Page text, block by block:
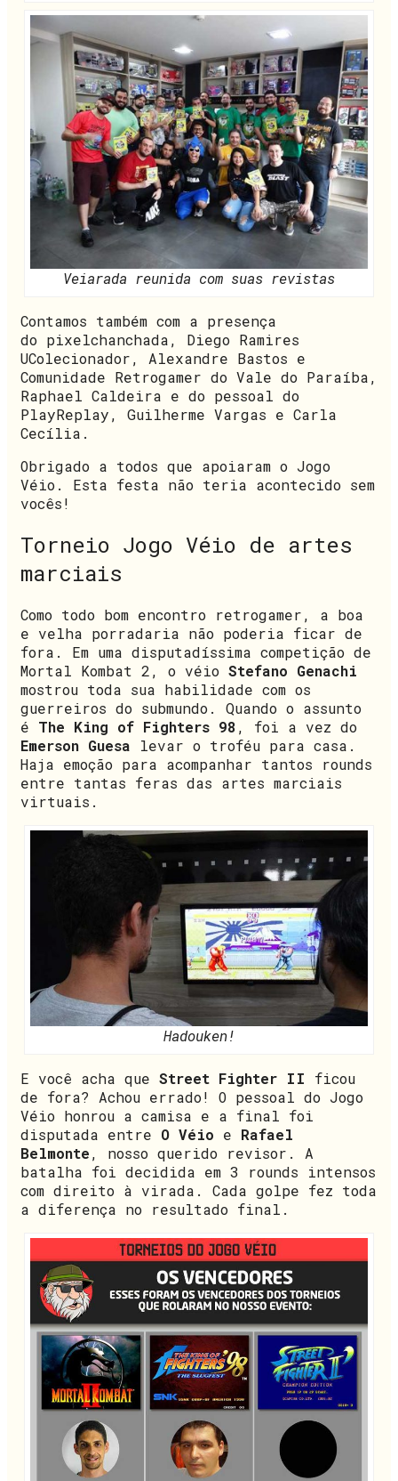
Veiarada reunida com suas revistas
Contamos também com a presença
do pixelchanchada, Diego Ramires
UColecionador, Alexandre Bastos e
Comunidade Retrogamer do Vale do Paraíba,
Raphael Caldeira e do pessoal do
PlayReplay, Guilherme Vargas e Carla
Cecília.
Obrigado a todos que apoiaram o Jogo
Véio. Esta festa não teria acontecido sem
vocês!
Torneio Jogo Véio de artes
marciais
Como todo bom encontro retrogamer, a boa
e velha porradaria não poderia ficar de
fora. Em uma disputadíssima competição de
Mortal Kombat 2, o véio Stefano Genachi
mostrou toda sua habilidade com os
guerreiros do submundo. Quando o assunto
é The King of Fighters 98, foi a vez do
Emerson Guesa levar o troféu para casa.
Haja emoção para acompanhar tantos rounds
entre tantas feras das artes marciais
virtuais.
Hadouken!
E você acha que Street Fighter II ficou
de fora? Achou errado! O pessoal do Jogo
Véio honrou a camisa e a final foi
disputada entre O Véio e Rafael
Belmonte, nosso querido revisor. A
batalha foi decidida em 3 rounds intensos
com direito à virada. Cada golpe fez toda
a diferença no resultado final.